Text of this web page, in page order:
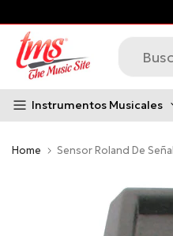
contenido
Instrumentos Musicales
Home Sensor Roland De